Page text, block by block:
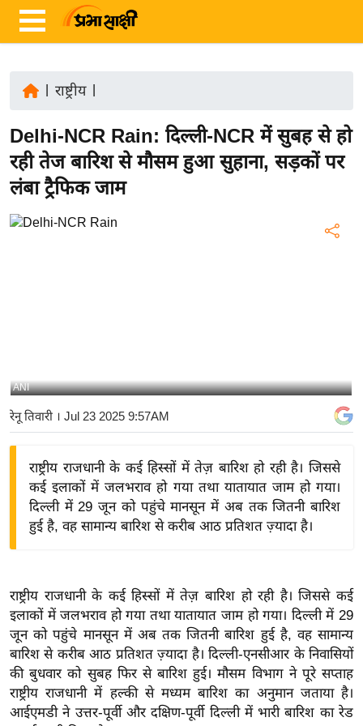
ज़ा
ख
र
रा
य
बि
ज़
द्यो
त
वि
शे
ष
ज्ञ
रा
राष्ट्रीय|
Delhi-NCR Rain: दिल्ली-NCR में सुबह से हो
रही तेज बारिश से मौसम हुआ सुहाना, सड़कों पर
लंबा ट्रैफिक जाम
ANI
रेनू तिवारी । Jul 23 2025 9:57AM
राष्ट्रीय राजधानी के कई हिस्सों में तेज़ बारिश हो रही है। जिससे
कई इलाकों में जलभराव हो गया तथा यातायात जाम हो गया।
दिल्ली में 29 जून को पहुंचे मानसून में अब तक जितनी बारिश
हुई है, वह सामान्य बारिश से करीब आठ प्रतिशत ज़्यादा है।
राष्ट्रीय राजधानी के कई हिस्सों में तेज़ बारिश हो रही है। जिससे कई
इलाकों में जलभराव हो गया तथा यातायात जाम हो गया। दिल्ली में 29
जून को पहुंचे मानसून में अब तक जितनी बारिश हुई है, वह सामान्य
बारिश से करीब आठ प्रतिशत ज़्यादा है। दिल्ली-एनसीआर के निवासियों
की बुधवार को सुबह फिर से बारिश हुई। मौसम विभाग ने पूरे सप्ताह
राष्ट्रीय राजधानी में हल्की से मध्यम बारिश का अनुमान जताया है।
आईएमडी ने उत्तर-पूर्वी और दक्षिण-पूर्वी दिल्ली में भारी बारिश का रेड